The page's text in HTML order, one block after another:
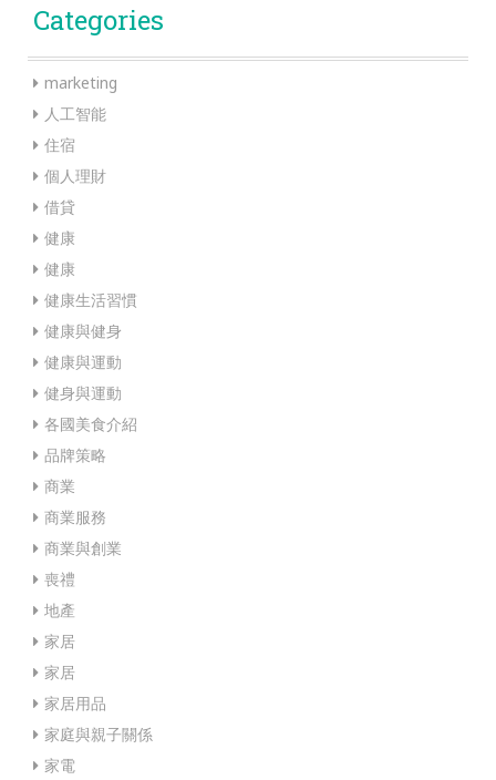
Categories
marketing
人工智能
住宿
個人理財
借貸
健康
健康
健康生活習慣
健康與健身
健康與運動
健身與運動
各國美食介紹
品牌策略
商業
商業服務
商業與創業
喪禮
地產
家居
家居
家居用品
家庭與親子關係
家電